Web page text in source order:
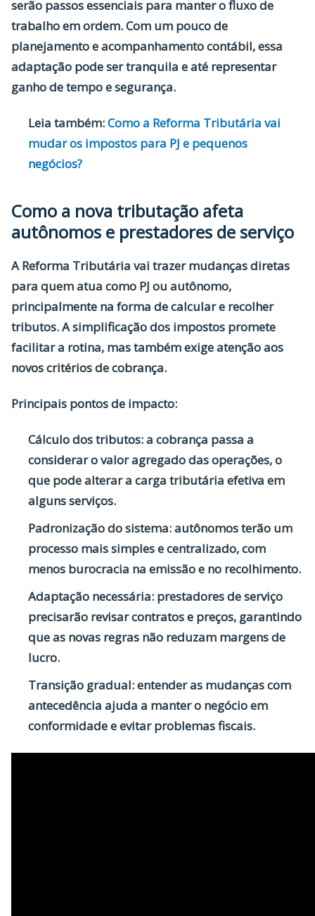
serão passos essenciais para manter o fluxo de
trabalho em ordem. Com um pouco de
planejamento e acompanhamento contábil, essa
adaptação pode ser tranquila e até representar
ganho de tempo e segurança.
Leia também:Como a Reforma Tributária vai
mudar os impostos para PJ e pequenos
negócios?
Como a nova tributação afeta
autônomos e prestadores de serviço
A Reforma Tributária vai trazer mudanças diretas
para quem atua como PJ ou autônomo,
principalmente na forma de calcular e recolher
tributos. A simplificação dos impostos promete
facilitar a rotina, mas também exige atenção aos
novos critérios de cobrança.
Principais pontos de impacto:
Cálculo dos tributos:a cobrança passa a
considerar o valor agregado das operações, o
que pode alterar a carga tributária efetiva em
alguns serviços.
Padronização do sistema:autônomos terão um
processo mais simples e centralizado, com
menos burocracia na emissão e no recolhimento.
Adaptação necessária: prestadores de serviço
precisarão revisar contratos e preços, garantindo
que as novas regras não reduzam margens de
lucro.
Transição gradual:entender as mudanças com
antecedência ajuda a manter o negócio em
conformidade e evitar problemas fiscais.